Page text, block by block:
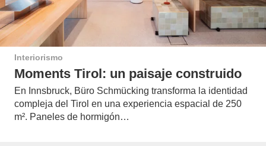
Interiorismo
Moments Tirol: un paisaje construido
En Innsbruck, Büro Schmücking transforma la identidad
compleja del Tirol en una experiencia espacial de 250
m². Paneles de hormigón…